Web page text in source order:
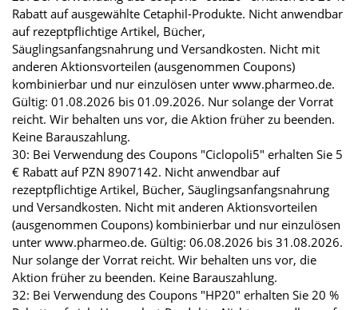
Rabatt auf ausgewählte Cetaphil-Produkte. Nicht anwendbar
auf rezeptpflichtige Artikel, Bücher,
Säuglingsanfangsnahrung und Versandkosten. Nicht mit
anderen Aktionsvorteilen (ausgenommen Coupons)
kombinierbar und nur einzulösen unter www.pharmeo.de.
Gültig: 01.08.2026 bis 01.09.2026. Nur solange der Vorrat
reicht. Wir behalten uns vor, die Aktion früher zu beenden.
Keine Barauszahlung.
30: Bei Verwendung des Coupons "Ciclopoli5" erhalten Sie 5
€ Rabatt auf PZN 8907142. Nicht anwendbar auf
rezeptpflichtige Artikel, Bücher, Säuglingsanfangsnahrung
und Versandkosten. Nicht mit anderen Aktionsvorteilen
(ausgenommen Coupons) kombinierbar und nur einzulösen
unter www.pharmeo.de. Gültig: 06.08.2026 bis 31.08.2026.
Nur solange der Vorrat reicht. Wir behalten uns vor, die
Aktion früher zu beenden. Keine Barauszahlung.
32: Bei Verwendung des Coupons "HP20" erhalten Sie 20 %